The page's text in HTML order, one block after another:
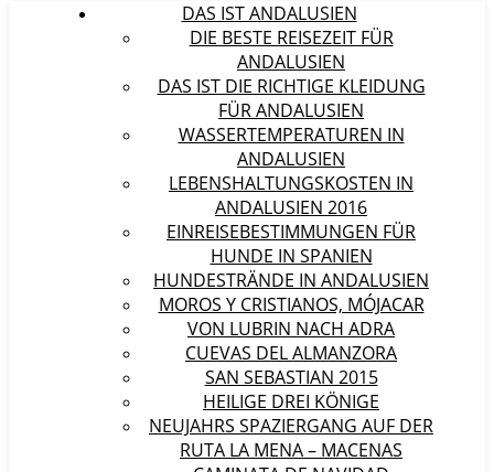
DAS IST ANDALUSIEN
DIE BESTE REISEZEIT FÜR
ANDALUSIEN
DAS IST DIE RICHTIGE KLEIDUNG
FÜR ANDALUSIEN
WASSERTEMPERATUREN IN
ANDALUSIEN
LEBENSHALTUNGSKOSTEN IN
ANDALUSIEN 2016
EINREISEBESTIMMUNGEN FÜR
HUNDE IN SPANIEN
HUNDESTRÄNDE IN ANDALUSIEN
MOROS Y CRISTIANOS, MÓJACAR
VON LUBRIN NACH ADRA
CUEVAS DEL ALMANZORA
SAN SEBASTIAN 2015
HEILIGE DREI KÖNIGE
NEUJAHRS SPAZIERGANG AUF DER
RUTA LA MENA – MACENAS